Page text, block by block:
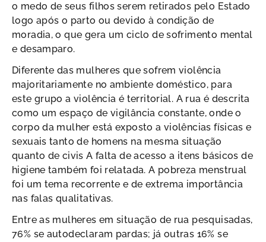
o medo de seus filhos serem retirados pelo Estado
logo após o parto ou devido à condição de
moradia, o que gera um ciclo de sofrimento mental
e desamparo.
Diferente das mulheres que sofrem violência
majoritariamente no ambiente doméstico, para
este grupo a violência é territorial. A rua é descrita
como um espaço de vigilância constante, onde o
corpo da mulher está exposto a violências físicas e
sexuais tanto de homens na mesma situação
quanto de civis A falta de acesso a itens básicos de
higiene também foi relatada. A pobreza menstrual
foi um tema recorrente e de extrema importância
nas falas qualitativas.
Entre as mulheres em situação de rua pesquisadas,
76% se autodeclaram pardas; já outras 16% se